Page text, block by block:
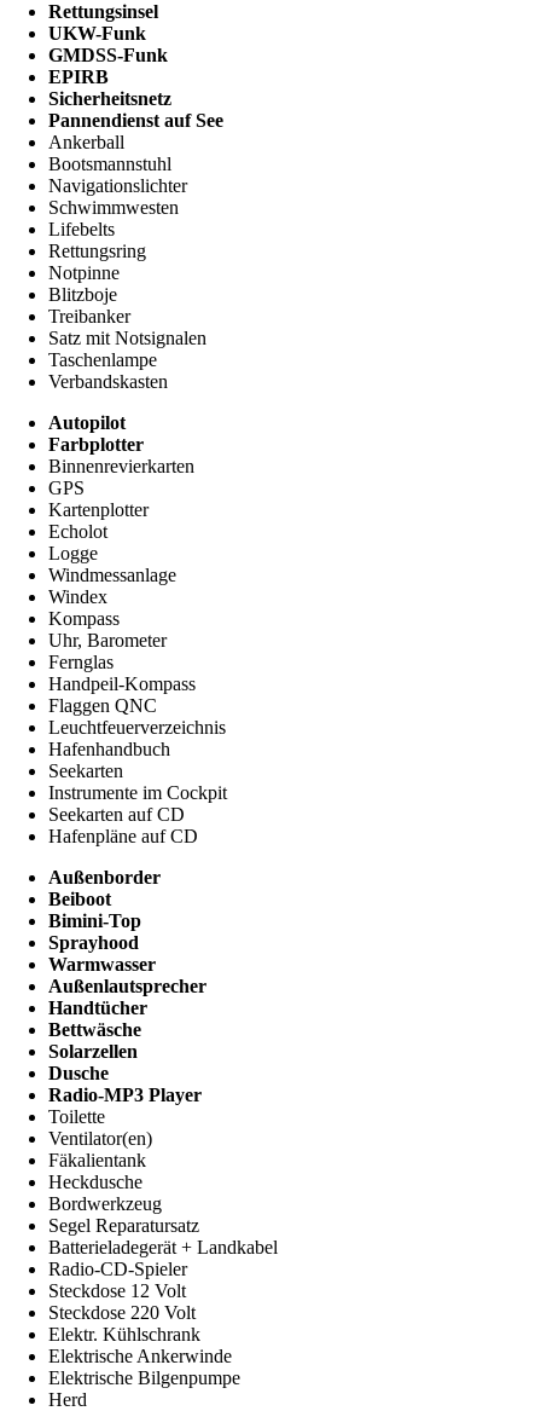
Rettungsinsel
UKW-Funk
GMDSS-Funk
EPIRB
Sicherheitsnetz
Pannendienst auf See
Ankerball
Bootsmannstuhl
Navigationslichter
Schwimmwesten
Lifebelts
Rettungsring
Notpinne
Blitzboje
Treibanker
Satz mit Notsignalen
Taschenlampe
Verbandskasten
Autopilot
Farbplotter
Binnenrevierkarten
GPS
Kartenplotter
Echolot
Logge
Windmessanlage
Windex
Kompass
Uhr, Barometer
Fernglas
Handpeil-Kompass
Flaggen QNC
Leuchtfeuerverzeichnis
Hafenhandbuch
Seekarten
Instrumente im Cockpit
Seekarten auf CD
Hafenpläne auf CD
Außenborder
Beiboot
Bimini-Top
Sprayhood
Warmwasser
Außenlautsprecher
Handtücher
Bettwäsche
Solarzellen
Dusche
Radio-MP3 Player
Toilette
Ventilator(en)
Fäkalientank
Heckdusche
Bordwerkzeug
Segel Reparatursatz
Batterieladegerät + Landkabel
Radio-CD-Spieler
Steckdose 12 Volt
Steckdose 220 Volt
Elektr. Kühlschrank
Elektrische Ankerwinde
Elektrische Bilgenpumpe
Herd